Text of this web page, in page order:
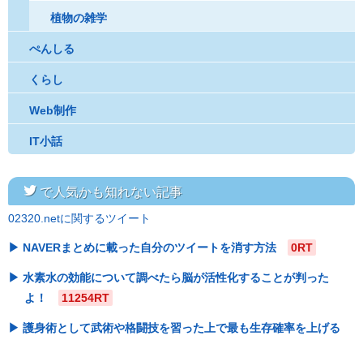
植物の雑学
ぺんしる
くらし
Web制作
IT小話
twitterで人気かも知れない記事
02320.netに関するツイート
NAVERまとめに載った自分のツイートを消す方法 0RT
水素水の効能について調べたら脳が活性化することが判った
よ！
11254RT
護身術として武術や格闘技を習った上で最も生存確率を上げる